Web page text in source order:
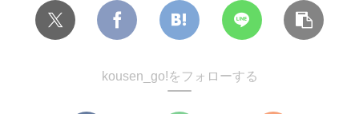
kousen_go!をフォローする